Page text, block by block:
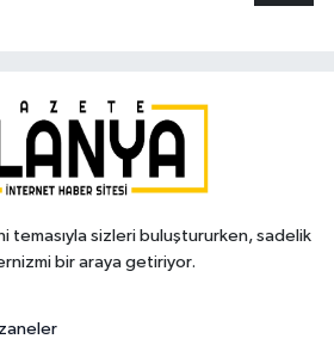
temasıyla sizleri buluştururken, sadelik
bir araya getiriyor.